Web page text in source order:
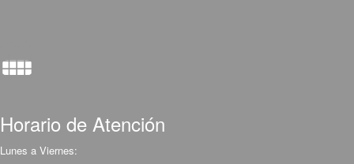
Horario de Atención
Lunes a Viernes: